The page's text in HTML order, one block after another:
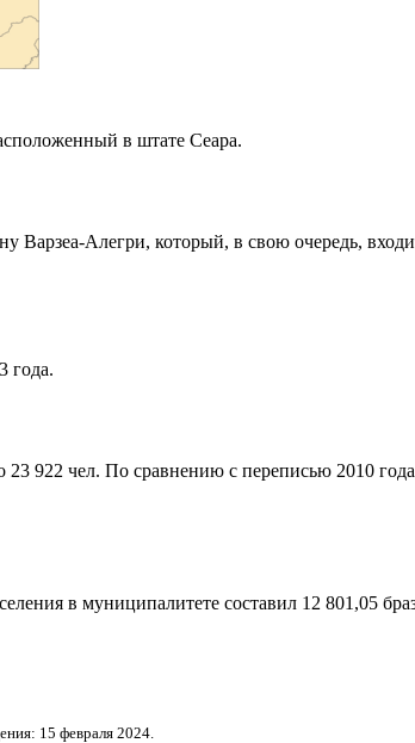
в штате Сеара.
Варзеа-Алегри, который, в свою очередь,
года.
922 чел. По сравнению с переписью 2010
в муниципалитете составил 12 801,05
15 февраля 2024.